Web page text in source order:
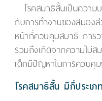
โรคสมาธิสั้นเป็นควา
กับการทำงานของสมอง
หน้าที่ควบคุมสมาธิ การ
รวมถึงเกิดจากความไม่
เด็กมีปัญหาในการควบคุ
โรคสมาธิสั้น มีกี่ประเภ